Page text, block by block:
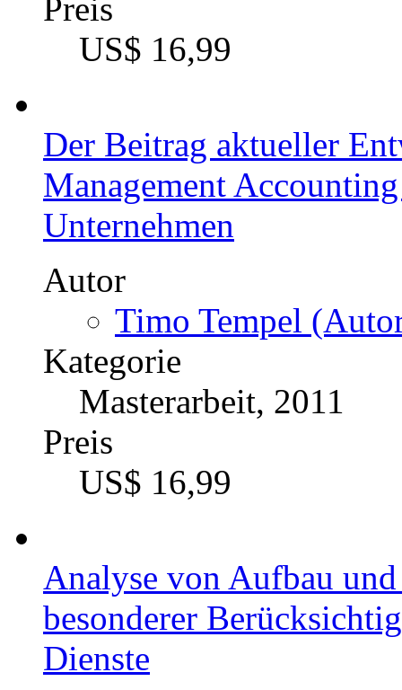
Kritik
Autor
Raman Malhotra
Kategorie
Bachelorarbeit, 2013
Preis
US$ 16,99
Der Beitrag aktueller
Management
Unternehmen